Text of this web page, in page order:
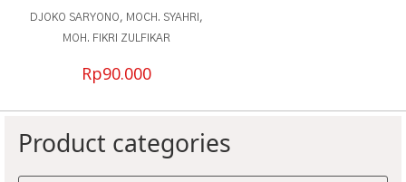
DJOKO SARYONO, MOCH. SYAHRI ,
MOH. FIKRI ZULFIKAR
Rp90.000
Product categories